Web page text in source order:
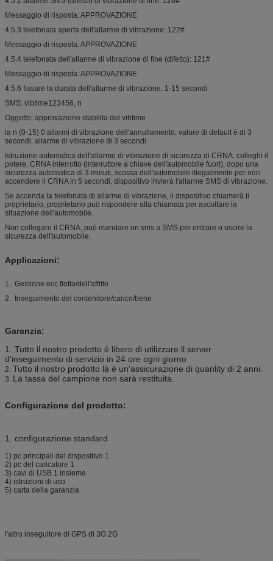
Messaggio di risposta: APPROVAZIONE
4.5.3 telefonata aperta dell'allarme di vibrazione: 122#
Messaggio di risposta: APPROVAZIONE
4.5.4 telefonata dell'allarme di vibrazione di fine (difetto): 121#
Messaggio di risposta: APPROVAZIONE
4.5.6 fissare la durata dell'allarme di vibrazione, 1-15 secondi
SMS: vibtime123456, n
Oggetto: approvazione stabilita del vibtime
la n (0-15) 0 allarmi di vibrazione dell'annullamento, valore di default è di 3
secondi, allarme di vibrazione di 3 secondi
Istruzione automatica dell'allarme di vibrazione di sicurezza di CRNA: colleghi il
potere, CRNA interrotto (interruttore a chiave dell'automobile fuori), dopo una
sicurezza automatica di 3 minuti, scossa dell'automobile illegalmente per non
accendere il CRNA in 5 secondi, dispositivo invierà l'allarme SMS di vibrazione.
Se accenda la telefonata di allarme di vibrazione, il dispositivo chiamerà il
proprietario, proprietario può rispondere alla chiamata per ascoltare la
situazione dell'automobile.
Non collegare il CRNA, può mandare un sms a SMS per entrare o uscire la
sicurezza dell'automobile.
Applicazioni:
1. Gestione ecc flotta/dell'affitto
2. Inseguimento del contenitore/carico/bene
Garanzia:
1. Tutto il nostro prodotto è libero di utilizzare il server
d'inseguimento di servizio in 24 ore ogni giorno
2. Tutto il nostro prodotto là è un'assicurazione di quanlity di 2 anni.
3. La tassa del campione non sarà restituita.
Configurazione del prodotto:
1. configurazione standard
1) pc principali del dispositivo 1
2) pc del caricatore 1
3) cavi di USB 1 insieme
4) istruzioni di uso
5) carta della garanzia
l'altro inseguitore di GPS di 3G 2G